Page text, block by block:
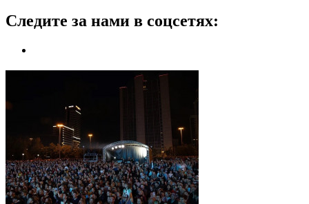
Следите за нами в соцсетях: